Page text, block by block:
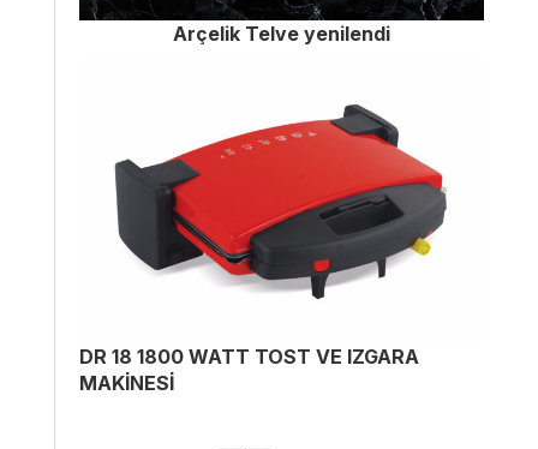
Arçelik Telve yenilendi
DR 18 1800 WATT TOST VE IZGARA
MAKİNESİ